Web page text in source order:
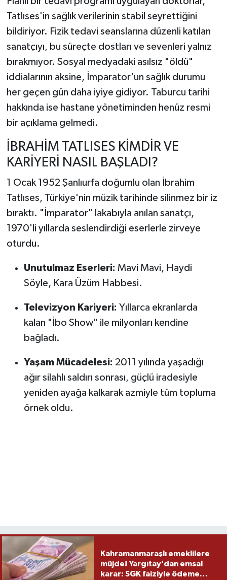
Tatlıses'in sağlık verilerinin stabil seyrettiğini
bildiriyor. Fizik tedavi seanslarına düzenli katılan
sanatçıyı, bu süreçte dostları ve sevenleri yalnız
bırakmıyor. Sosyal medyadaki asılsız "öldü"
iddialarının aksine, İmparator'un sağlık durumu
her geçen gün daha iyiye gidiyor. Taburcu tarihi
hakkında ise hastane yönetiminden henüz resmi
bir açıklama gelmedi.
İBRAHİM TATLISES KİMDİR VE
KARİYERİ NASIL BAŞLADI?
1 Ocak 1952 Şanlıurfa doğumlu olan İbrahim
Tatlıses, Türkiye'nin müzik tarihinde silinmez bir iz
bıraktı. "İmparator" lakabıyla anılan sanatçı,
1970'li yıllarda seslendirdiği eserlerle zirveye
oturdu.
Unutulmaz Eserleri: Mavi Mavi, Haydi
Söyle, Kara Üzüm Habbesi.
Televizyon Kariyeri: Yıllarca ekranlarda
kalan "İbo Show" ile milyonları kendine
bağladı.
Yaşam Mücadelesi: 2011 yılında yaşadığı
ağır silahlı saldırı sonrası, güçlü iradesiyle
yeniden ayağa kalkarak azmiyle tüm topluma
örnek oldu.
Kahramanmaraşlı emeklilere
müjde! Yargıtay’dan emsal
karar: SGK faiziyle ödeme